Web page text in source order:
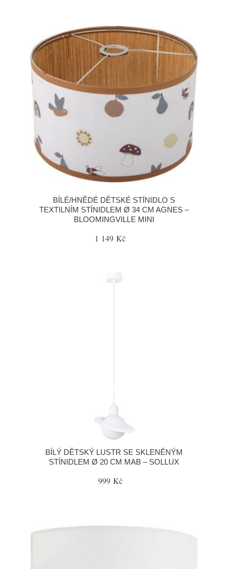
BÍLÉ/HNĚDÉ DĚTSKÉ STÍNIDLO S
TEXTILNÍM STÍNIDLEM Ø 34 CM AGNES –
BLOOMINGVILLE MINI
1 149 Kč
BÍLÝ DĚTSKÝ LUSTR SE SKLENĚNÝM
STÍNIDLEM Ø 20 CM MAB – SOLLUX
999 Kč